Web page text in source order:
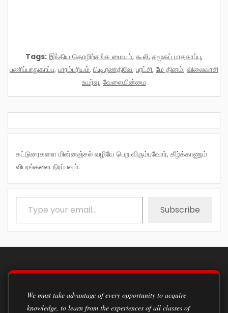
Tags: இந்திய தொழிற்சங்க மையம், கூலி, சமூகப் பாதகாப்பு,
பணிப்பாதுகாப்பு, பாரம்பரியம், பி.டி.ரணதிவே, புரட்சி, மே தினம், விலைவாசி
உயர்வு, வேலையின்மை
கட்டுரைகளை மின்னஞ்சல் வழியே பெற விரும்புவோர், கீழ்க்காணும்
விபரங்களை நிரப்பவும்.
Type your email…
Subscribe
We must take advantage of every opportunity to acquire
knowledge, to learn from the experiences of all classes of